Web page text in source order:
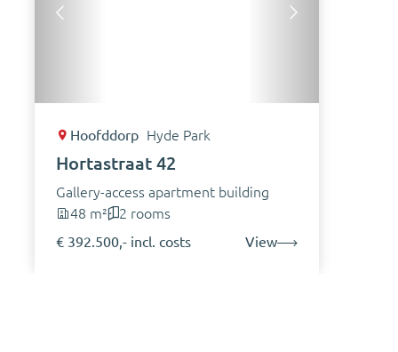
Hoofddorp Hyde Park
Hortastraat 42
Gallery-access apartment building
48 m²
2 rooms
€ 392.500,- incl. costs
View